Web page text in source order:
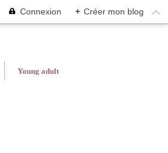
Connexion + Créer mon blog
Young adult